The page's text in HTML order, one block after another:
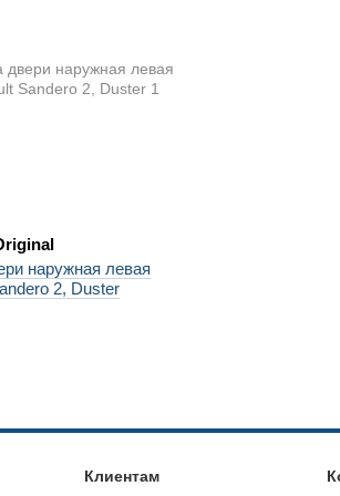
наружная левая
2, Duster
Клиентам